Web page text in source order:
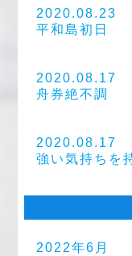
2020.08.23
平和島初日
2020.08.17
舟券絶不調
2020.08.17
強い気持ちを
2022年6月